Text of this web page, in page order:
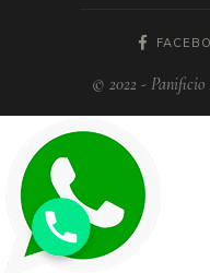
© 2022 - Panificio
Phone
Phone
Phone